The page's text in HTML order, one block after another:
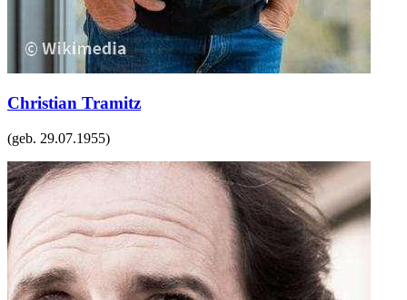
Christian Tramitz
(geb. 29.07.1955)